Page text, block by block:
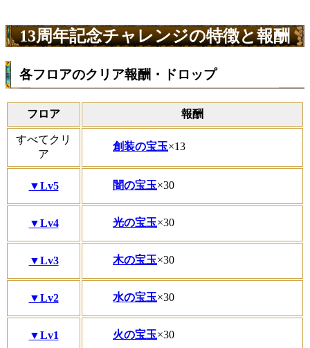
13周年記念チャレンジの特徴と報酬
各フロアのクリア報酬・ドロップ
フロア 報酬
すべてクリ
ア
創装の宝玉×13
▼Lv5 闇の宝玉×30
▼Lv4 光の宝玉×30
▼Lv3 木の宝玉×30
▼Lv2 水の宝玉×30
▼Lv1 火の宝玉×30